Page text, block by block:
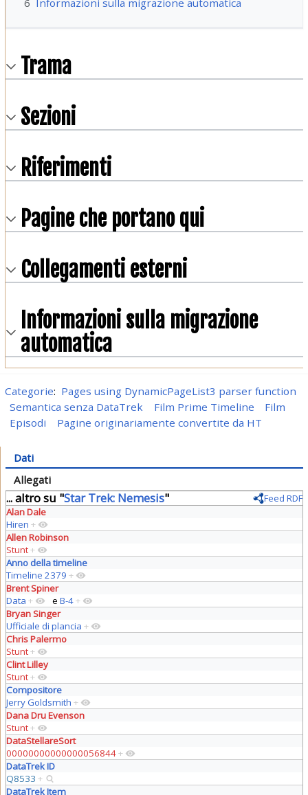
Trama
Sezioni
Riferimenti
Pagine che portano qui
Collegamenti esterni
Informazioni sulla migrazione
automatica
Categorie: Pages using DynamicPageList3 parser function
Semantica senza DataTrek
Film Prime Timeline
Film
Episodi
Pagine originariamente convertite da HT
Dati
Allegati
... altro su "Star Trek: Nemesis"
Feed RDF
Alan Dale
Hiren +
Allen Robinson
Stunt+
Anno della timeline
Timeline 2379 +
Brent Spiner
Data + e B-4+
Bryan Singer
Ufficiale di plancia +
Chris Palermo
Stunt+
Clint Lilley
Stunt+
Compositore
Jerry Goldsmith +
Dana Dru Evenson
Stunt+
DataStellareSort
00000000000000056844+
DataTrek ID
Q8533 +
DataTrek Item